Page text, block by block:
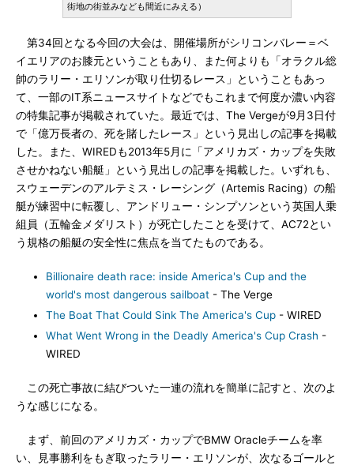
街地の街並みなども間近にみえる）
第34回となる今回の大会は、開催場所がシリコンバレー＝ベ
イエリアのお膝元ということもあり、また何よりも「オラクル総
帥のラリー・エリソンが取り仕切るレース」ということもあっ
て、一部のIT系ニュースサイトなどでもこれまで何度か濃い内容
の特集記事が掲載されていた。最近では、The Vergeが9月3日付
で「億万長者の、死を賭したレース」という見出しの記事を掲載
した。また、WIREDも2013年5月に「アメリカズ・カップを失敗
させかねない船艇」という見出しの記事を掲載した。いずれも、
スウェーデンのアルテミス・レーシング（Artemis Racing）の船
艇が練習中に転覆し、アンドリュー・シンプソンという英国人乗
組員（五輪金メダリスト）が死亡したことを受けて、AC72とい
う規格の船艇の安全性に焦点を当てたものである。
Billionaire death race: inside America's Cup and the
world's most dangerous sailboat - The Verge
The Boat That Could Sink The America's Cup - WIRED
What Went Wrong in the Deadly America's Cup Crash -
WIRED
この死亡事故に結びついた一連の流れを簡単に記すと、次のよ
うな感じになる。
まず、前回のアメリカズ・カップでBMW Oracleチームを率
い、見事勝利をもぎ取ったラリー・エリソンが、次なるゴールと